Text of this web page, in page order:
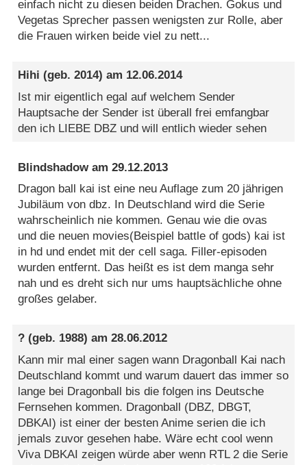
einfach nicht zu diesen beiden Drachen. Gokus und
Vegetas Sprecher passen wenigsten zur Rolle, aber
die Frauen wirken beide viel zu nett...
Hihi (geb. 2014) am 12.06.2014
Ist mir eigentlich egal auf welchem Sender
Hauptsache der Sender ist überall frei emfangbar
den ich LIEBE DBZ und will entlich wieder sehen
Blindshadowam29.12.2013
Dragon ball kai ist eine neu Auflage zum 20 jährigen
Jubiläum von dbz. In Deutschland wird die Serie
wahrscheinlich nie kommen. Genau wie die ovas
und die neuen movies(Beispiel battle of gods) kai ist
in hd und endet mit der cell saga. Filler-episoden
wurden entfernt. Das heißt es ist dem manga sehr
nah und es dreht sich nur ums hauptsächliche ohne
großes gelaber.
? (geb. 1988) am28.06.2012
Kann mir mal einer sagen wann Dragonball Kai nach
Deutschland kommt und warum dauert das immer so
lange bei Dragonball bis die folgen ins Deutsche
Fernsehen kommen. Dragonball (DBZ, DBGT,
DBKAI) ist einer der besten Anime serien die ich
jemals zuvor gesehen habe. Wäre echt cool wenn
Viva DBKAI zeigen würde aber wenn RTL 2 die Serie